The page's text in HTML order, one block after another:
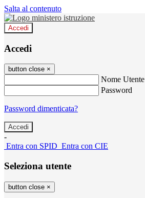
Salta al contenuto
Accedi
Accedi
button close ×
Nome Utente
Password
Password dimenticata?
-
Entra con SPID Entra con CIE
Seleziona utente
button close ×